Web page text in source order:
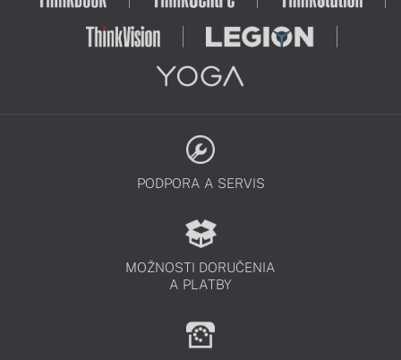
PODPORA A SERVIS
MOŽNOSTI DORUČENIA
A PLATBY